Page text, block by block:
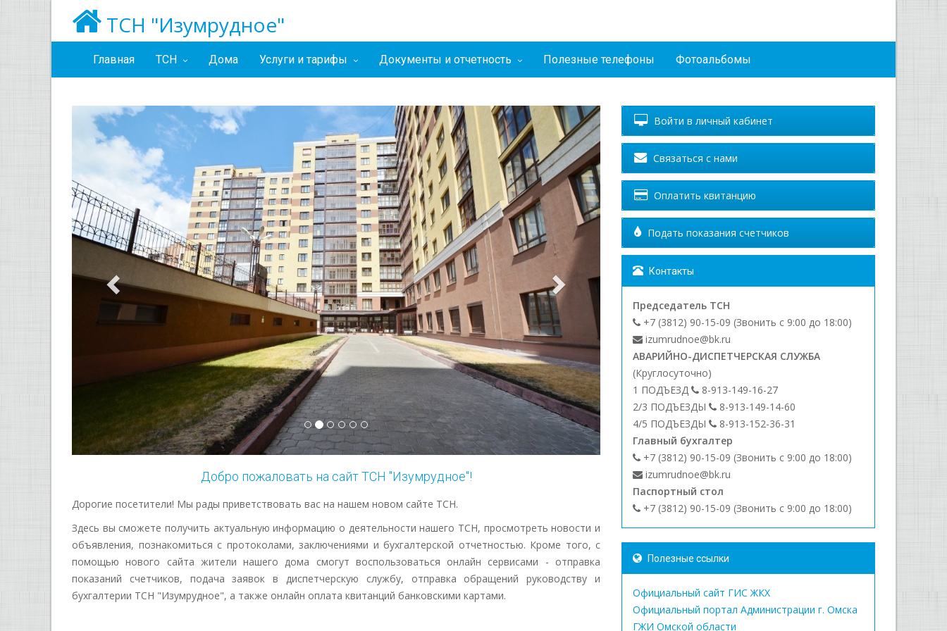
ТСН "Изумрудное"
Главная ТСН Дома Услуги и тарифы Документы и отчетность Полезные телефоны Фотоальбомы
Добро пожаловать на сайт ТСН "Изумрудное"!
Дорогие посетители! Мы рады приветствовать вас на нашем новом сайте ТСН.
Здесь вы сможете получить актуальную информацию о деятельности нашего ТСН, просмотреть новости и
объявления, познакомиться с протоколами, заключениями и бухгалтерской отчетностью. Кроме того, с
помощью нового сайта жители нашего дома смогут воспользоваться онлайн сервисами - отправка
показаний счетчиков, подача заявок в диспетчерскую службу, отправка обращений руководству и
бухгалтерии ТСН "Изумрудное", а также онлайн оплата квитанций банковскими картами.
Войти в личный кабинет
Связаться с нами
Оплатить квитанцию
Подать показания счетчиков
Контакты
Председатель ТСН
+7 (3812) 90-15-09 (Звонить с 9:00 до 18:00)
izumrudnoe@bk.ru
АВАРИЙНО-ДИСПЕТЧЕРСКАЯ СЛУЖБА
(Круглосуточно)
1 ПОДЪЕЗД
8-913-149-16-27
2/3 ПОДЪЕЗДЫ
8-913-149-14-60
4/5 ПОДЪЕЗДЫ
8-913-152-36-31
Главный бухгалтер
+7 (3812) 90-15-09 (Звонить с 9:00 до 18:00)
izumrudnoe@bk.ru
Паспортный стол
+7 (3812) 90-15-09 (Звонить с 9:00 до 18:00)
Полезные ссылки
Официальный сайт ГИС ЖКХ
Официальный портал Администрации г. Омска
ГЖИ Омской области